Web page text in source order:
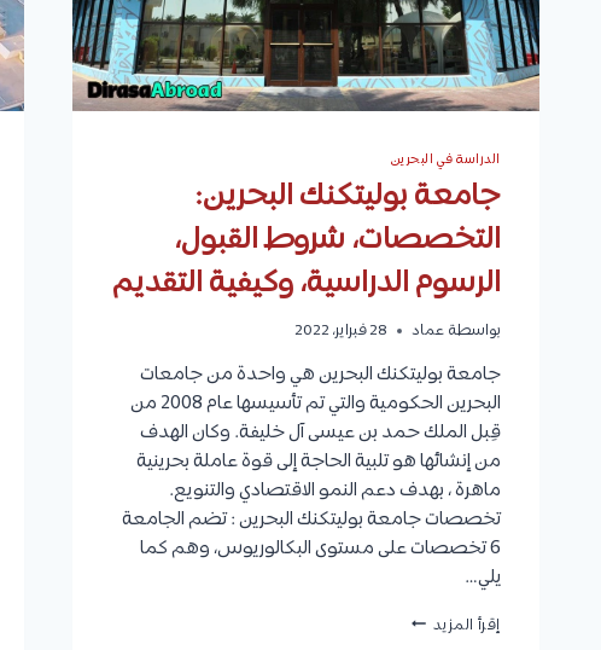
الدراسة في البحرين
جامعة بوليتكنك البحرين:
التخصصات، شروط القبول،
الرسوم الدراسية، وكيفية التقديم
بواسطة عماد 28 فبراير، 2022
جامعة بوليتكنك البحرين هي واحدة من جامعات
البحرين الحكومية والتي تم تأسيسها عام 2008 من
قِبل الملك حمد بن عيسى آل خليفة. وكان الهدف
من إنشائها هو تلبية الحاجة إلى قوة عاملة بحرينية
ماهرة ، بهدف دعم النمو الاقتصادي والتنويع.
تخصصات جامعة بوليتكنك البحرين : تضم الجامعة
6 تخصصات على مستوى البكالوريوس، وهم كما
يلي…
إقرأ المزيد جامعة